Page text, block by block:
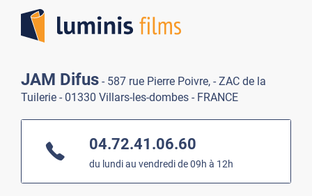
JAM Difus - 587 rue Pierre Poivre, - ZAC de la
Tuilerie - 01330 Villars-les-dombes - FRANCE
04.72.41.06.60
du lundi au vendredi de 09h à 12h